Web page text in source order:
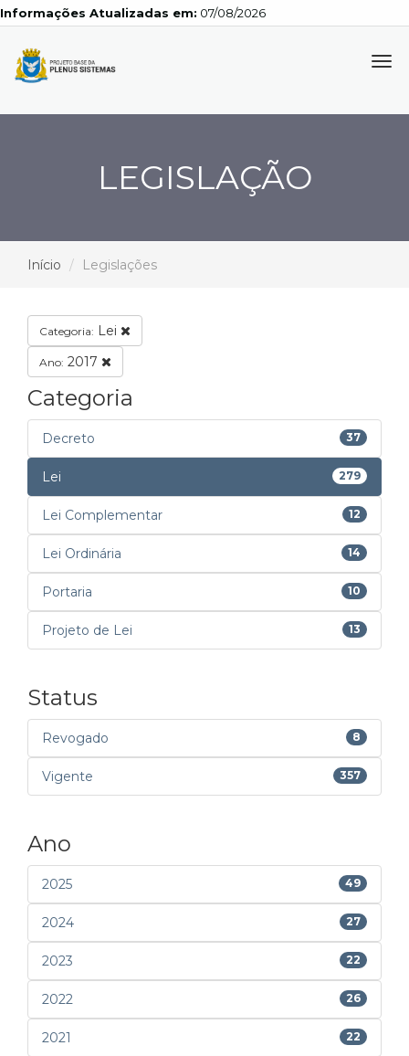
Atualizadas em: 07/08/2026
LEGISLAÇÃO
Início Legislações
Categoria: Lei
Ano: 2017
Categoria
Decreto 37
Lei 279
Lei Complementar 12
Lei Ordinária 14
Portaria 10
Projeto de Lei 13
Status
Revogado 8
Vigente 357
Ano
2025 49
2024 27
2023 22
2022 26
2021 22